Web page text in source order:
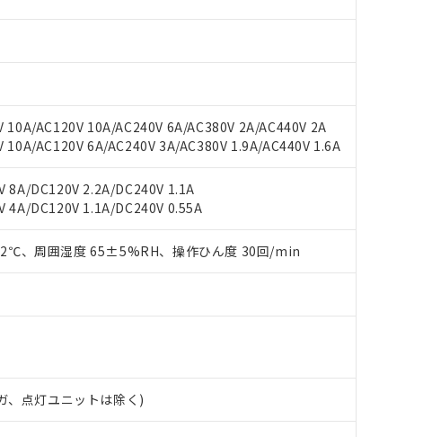
10A/AC120V 10A/AC240V 6A/AC380V 2A/AC440V 2A
10A/AC120V 6A/AC240V 3A/AC380V 1.9A/AC440V 1.6A
8A/DC120V 2.2A/DC240V 1.1A
4A/DC120V 1.1A/DC240V 0.55A
、周囲湿度 65±5%RH、操作ひん度 30回/min
、点灯ユニットは除く)
社制御機器事業取扱商品の当社在庫状況および標準価格(税抜)を提供
取扱商品の中には、本サービスの対象外となる商品もあることをご了
よび標準価格はお客様のお取引先、またはお客様担当のオムロン制御
談ください。
準価格結果を当社の事前の承諾なく第三者に漏洩または開示しないよ
部品リスト作成サービス）をご利用いただくには、I-Webメンバーズ
ます。
サイト上で当社にご登録された部品リストについて、当社および当社
サービスに関するお客様との取引・商談に必要な範囲で利用すること
す。
ル) (DEHP)(別名：DOP) 1000ppm以下、フタル酸ブチルベンジル（BBP） 1000ppm以下
タル酸ジイソブチル (DIBP) 1000ppm以下
および制御機器に対する適用除外項目は除く。
については閾値を超える意図的な使用がないことを確認しています。
などにより、予定月が前後することがあります。
ウンロード
）の非含有証明書
当社基準）
で非含有を証明するもので、過去に遡って非含有を証明するものでは
ル酸エステル類４物質の対応では、対応完了までの期間は出荷製品
欄に対応日を記載しておりました。
有率が中国RoHSの基準値を超えていることを示します。
: 1000ppm、 Cd(カドミウム) : 100ppm、
ヘキシル)) : 1000ppm
限
物質）のすべてが基準値以下であることを示します。
当社販売部門へお問い合わせください。
社製品のうち、外国為替および外国貿易法に定める商品（以下｢規制貨
きをとります。
、核兵器、ミサイル、化学兵器、生物兵器またはその他武器並びにこ
たしません。
を第三者に販売する場合は、上記1、2および3の内容を当該第三者に
たないが在庫あり
新の在庫状況については、お客様のお取引先、またはお客様担当のオム
当社販売員にご確認ください)
、また在庫状況の情報を公開していない機種